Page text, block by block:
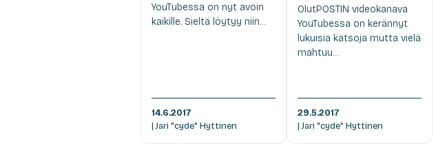
YouTubessa on nyt avoin
kaikille. Sieltä löytyy niin...
14.6.2017
| Jari "cyde" Hyttinen
OlutPOSTIN videokanava
YouTubessa on kerännyt
lukuisia katsoja mutta vielä
mahtuu...
29.5.2017
| Jari "cyde" Hyttinen